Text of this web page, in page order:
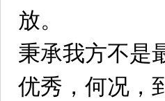
放。
秉承我方不是
优秀，何况，